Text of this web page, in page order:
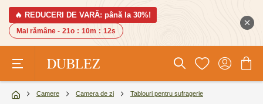
🔥 REDUCERI DE VARĂ: până la 30%!
Mai rămâne - 21o : 10m : 11s
Camere Camera de zi Tablouri pentru sufragerie